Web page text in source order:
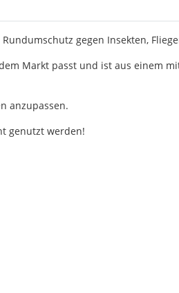
gegen Insekten,
Markt passt und ist aus einem
anzupassen.
genutzt werden!